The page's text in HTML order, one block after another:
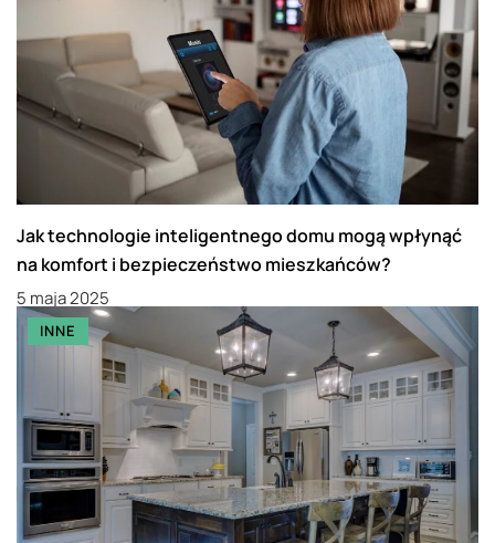
Jak technologie inteligentnego domu mogą wpłynąć
na komfort i bezpieczeństwo mieszkańców?
5 maja 2025
INNE